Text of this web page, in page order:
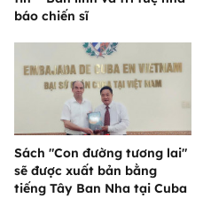
báo chiến sĩ
Sách "Con đường tương lai"
sẽ được xuất bản bằng
tiếng Tây Ban Nha tại Cuba